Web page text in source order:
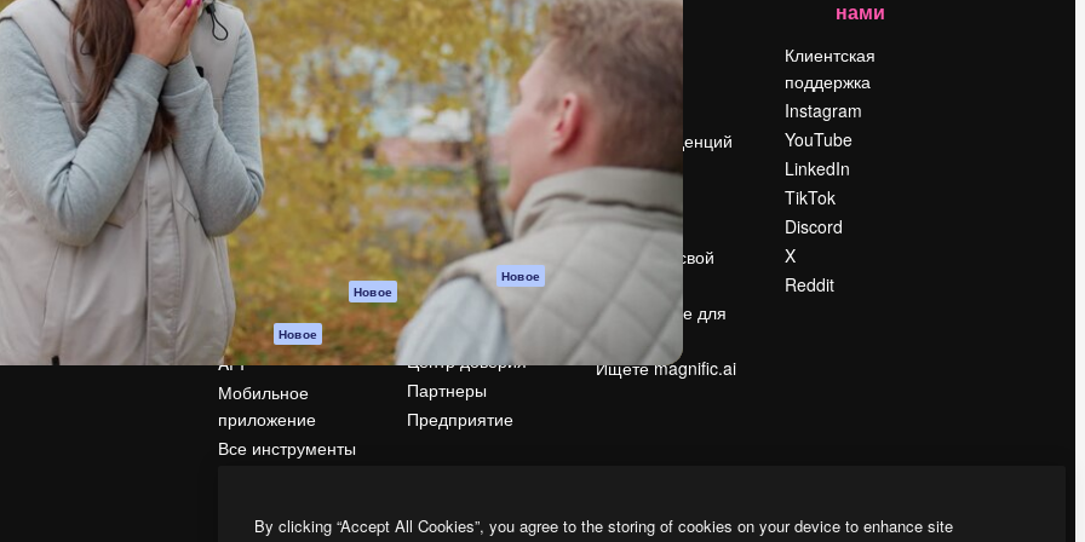
для создания
Более 1 миллиона
креаторов,
и студий.
Spaces
ИИ-помощник
Генератор
изображений ИИ
Генератор видео
ИИ
Генератор голоса
на основе ИИ
Стоковый контент
MCP для
Claude/ChatGPT
Новое
Агенты Новое
API
Мобильное
приложение
Все инструменты
Academy
Документация по
Пакету ИИ
Служба
поддержки
Условия и
положения
Политика
конфиденциальности
Оригиналы
Новое
Политика файлов
cookie
Центр доверия
Партнеры
Предприятие
Цены
О нас
Поиск тенденций
Блог
События
Slidesgo
Продайте свой
Помещение для
прессы
Ищете magnific.ai
нами
Клиентская
поддержка
Instagram
YouTube
LinkedIn
TikTok
Discord
X
Reddit
By clicking “Accept All Cookies”, you agree to the storing of cookies on your device to enhance site